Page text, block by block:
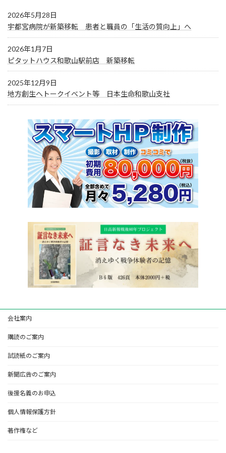
2026年5月28日
宇都宮病院が新築移転 患者と職員の「生活の質向上」へ
2026年1月7日
ピタットハウス和歌山駅前店 新築移転
2025年12月9日
地方創生へトークイベント等 日本生命和歌山支社
会社案内
購読のご案内
試読紙のご案内
新聞広告のご案内
後援名義のお申込
個人情報保護方針
著作権など